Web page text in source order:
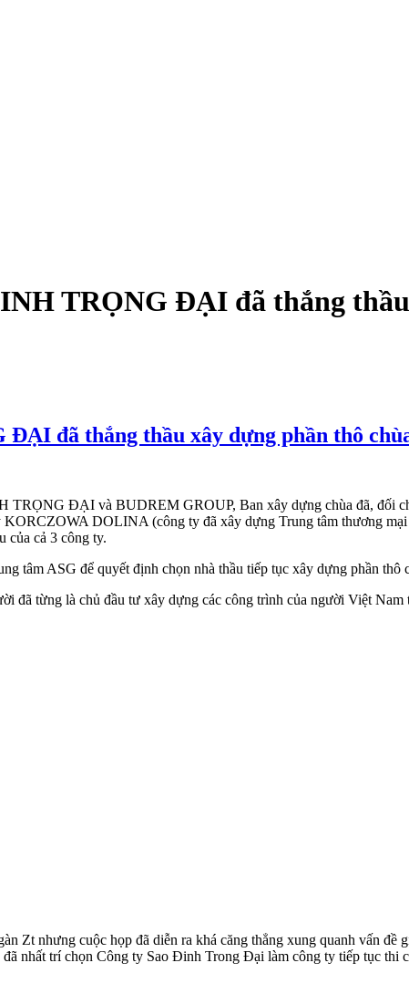
TRỌNG ĐẠI đã thắng
đã thắng thầu xây dựng phần thô
TRỌNG ĐẠI và BUDREM GROUP, Ban xây dựng chùa đã, đối
KORCZOWA DOLINA (công ty đã xây dựng Trung tâm thương
của cả 3 công ty.
tâm ASG để quyết định chọn nhà thầu tiếp tục xây dựng phần thô
đã từng là chủ đầu tư xây dựng các công trình của người Việt
Zt nhưng cuộc họp đã diễn ra khá căng thẳng xung quanh vấn đề
nhất trí chọn Công ty Sao Đinh Trong Đại làm công ty tiếp tục thi